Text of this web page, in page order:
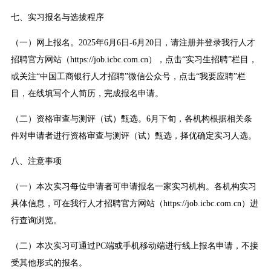
七、实习报名与选拔程序
（一）网上报名。2025年6月6日-6月20日，请注册并登录我行人才
招聘官方网站（https://job.icbc.com.cn），点击“实习生招聘”栏目，
或关注“中国工商银行人才招聘”微信公众号，点击“我要应聘”栏
目，在线填写个人简历，完成报名申请。
（二）资格审查与测评（试）甄选。6月下旬，各机构根据相关条
件对申请者进行资格审查与测评（试）甄选，择优确定实习人选。
八、注意事项
（一）本次实习每位申请者可申请报名一家实习机构。各机构实习
具体信息，可在我行人才招聘官方网站（https://job.icbc.com.cn）进
行查询浏览。
（二）本次实习可通过PC端或手机移动端进行线上报名申请，不接
受其他形式的报名。